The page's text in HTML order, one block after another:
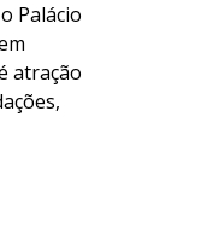
Palácio
atração